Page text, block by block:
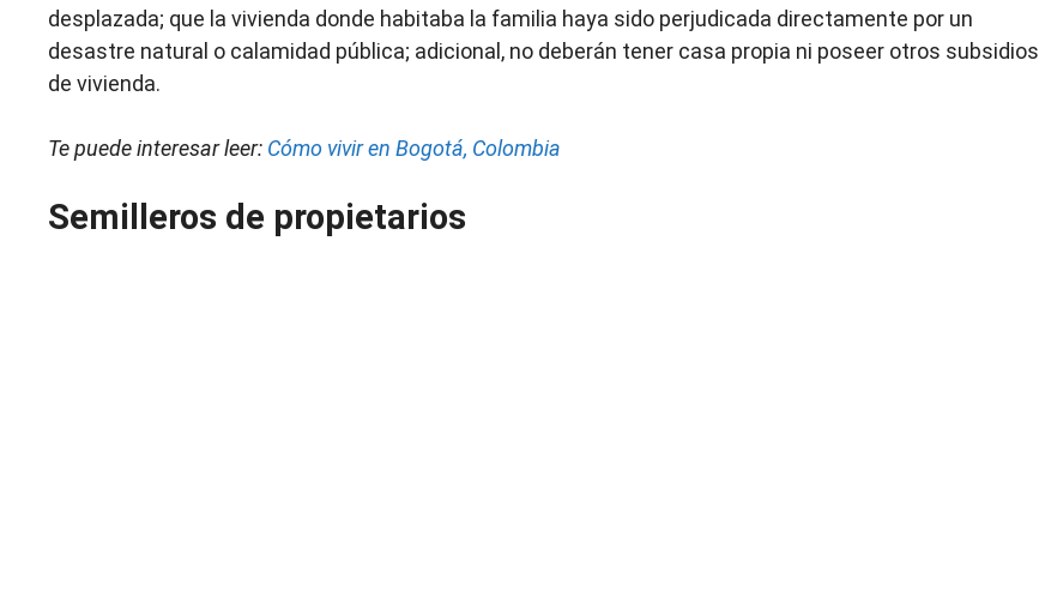
desplazada; que la vivienda donde habitaba la familia haya sido perjudicada directamente por un
desastre natural o calamidad pública; adicional, no deberán tener casa propia ni poseer otros subsidios
de vivienda.
Te puede interesar leer: Cómo vivir en Bogotá, Colombia
Semilleros de propietarios